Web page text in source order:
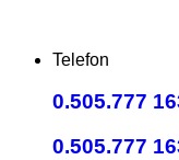
Telefon
0.505.777
0.505.777